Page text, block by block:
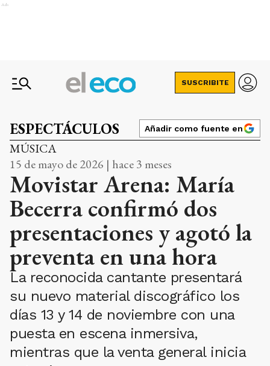
Ads
SUSCRIBITE
ESPECTÁCULOS Añadir como fuente en
MÚSICA
15 de mayo de 2026 | hace 3 meses
Movistar Arena: María
Becerra confirmó dos
presentaciones y agotó la
preventa en una hora
La reconocida cantante presentará
su nuevo material discográfico los
días 13 y 14 de noviembre con una
puesta en escena inmersiva,
mientras que la venta general inicia